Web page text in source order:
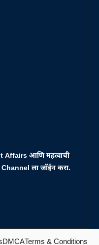
Affairs आणि महत्वाची
ला जॉईन करा.
DMCATerms & Conditions